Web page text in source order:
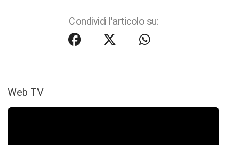
Condividi l'articolo su:
Web TV